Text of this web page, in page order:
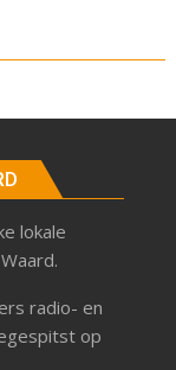
lokale
radio- en
op